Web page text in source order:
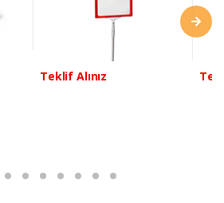
Teklif Alınız